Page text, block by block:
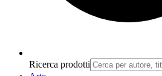
Ricerca prodotti